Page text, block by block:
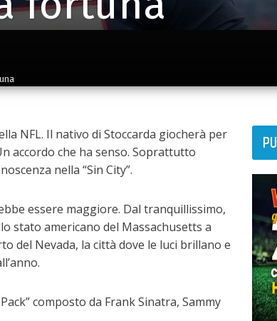
NFL. Il nativo di Stoccarda giocherà per
accordo che ha senso. Soprattutto
nella “Sin City”.
essere maggiore. Dal tranquillissimo,
stato americano del Massachusetts a
del Nevada, la città dove le luci brillano e
composto da Frank Sinatra, Sammy